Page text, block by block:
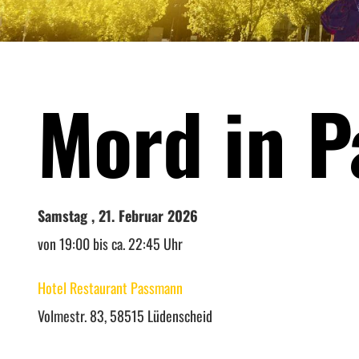
Mord in
Samstag , 21. Februar 2026
von 19:00 bis ca. 22:45 Uhr
Hotel Restaurant Passmann
Volmestr. 83, 58515 Lüdenscheid